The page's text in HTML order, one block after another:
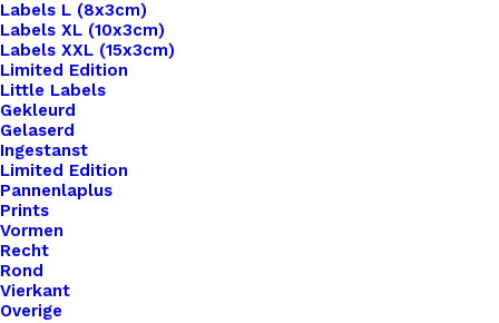
Labels L (8x3cm)
Labels XL (10x3cm)
Labels XXL (15x3cm)
Limited Edition
Little Labels
Gekleurd
Gelaserd
Ingestanst
Limited Edition
Pannenlaplus
Prints
Vormen
Recht
Rond
Vierkant
Overige
Home
Haken & Breien
Scheepjes Stone Washed XL – 852 – Lemon Quartz
Scheepjes Stone
Washed XL – 852 –
Lemon Quartz
€3,60